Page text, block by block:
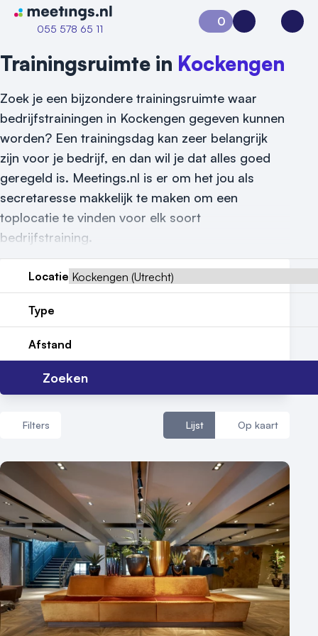
Naar home van Meetings
055 578 65 11
Vraag locatie aan
Locatiegids
Meld locatie aan
Nieuws
Reviews (5⭐️)
Contact
0
Aanvraag 0Inloggen
Trainingsruimte in Kockengen
Zoek je een bijzondere trainingsruimte waar
bedrijfstrainingen in Kockengen gegeven kunnen
worden? Een trainingsdag kan zeer belangrijk
zijn voor je bedrijf, en dan wil je dat alles goed
geregeld is. Meetings.nl is er om het jou als
secretaresse makkelijk te maken om een
toplocatie te vinden voor elk soort
bedrijfstraining.
Locatie
Type
Afstand
Zoeken
Filters Lijst Op kaart
Aantal zalen
1 - 5 zalen
6 - 10 zalen
10 of meer zalen
Aantal personen
1 - 50 personen
50 - 100 personen